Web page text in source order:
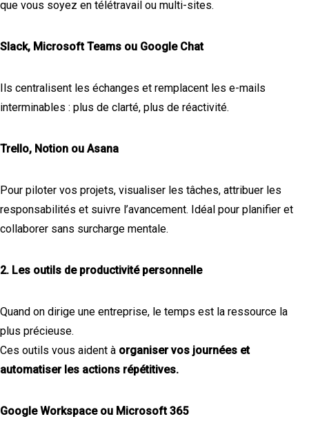
que vous soyez en télétravail ou multi-sites.
Slack, Microsoft Teams ou Google Chat
Ils centralisent les échanges et remplacent les e-mails
interminables : plus de clarté, plus de réactivité.
Trello, Notion ou Asana
Pour piloter vos projets, visualiser les tâches, attribuer les
responsabilités et suivre l’avancement. Idéal pour planifier et
collaborer sans surcharge mentale.
2. Les outils de productivité personnelle
Quand on dirige une entreprise, le temps est la ressource la
plus précieuse.
Ces outils vous aident à organiser vos journées et
automatiser les actions répétitives.
Google Workspace ou Microsoft 365